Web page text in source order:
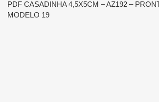
PDF CASADINHA 4,5X5CM – AZ192 –
MODELO 19